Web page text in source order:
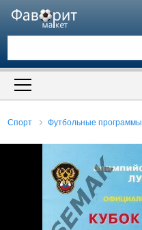
Искать также в описании
Спорт Футбольные программы